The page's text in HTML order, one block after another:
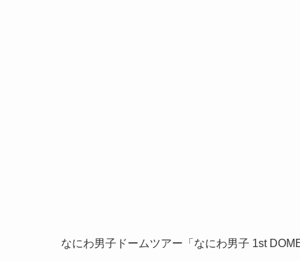
なにわ男子ドームツアー「なにわ男子 1st